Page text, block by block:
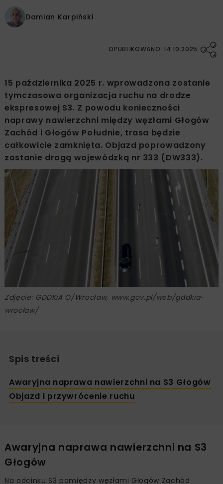
Damian Karpiński
OPUBLIKOWANO: 14.10.2025
15 października 2025 r. wprowadzona zostanie
tymczasowa organizacja ruchu na drodze
ekspresowej S3. Z powodu konieczności
naprawy nawierzchni między węzłami Głogów
Zachód i Głogów Południe, trasa będzie
całkowicie zamknięta. Objazd poprowadzony
zostanie drogą wojewódzką nr 333 (DW333).
Zdjęcie: GDDKiA O/Wrocław, www.gov.pl/web/gddkia-
wroclaw/
Spis treści
Awaryjna naprawa nawierzchni na S3 Głogów
Objazd i przywrócenie ruchu
Awaryjna naprawa nawierzchni na S3
Głogów
Na odcinku S3 pomiędzy węzłami Głogów Zachód